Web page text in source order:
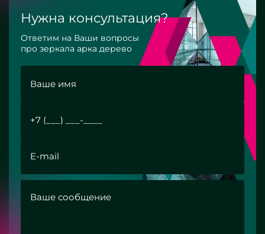
Нужна консультация?
Ответим на Ваши вопросы
про зеркала арка дерево